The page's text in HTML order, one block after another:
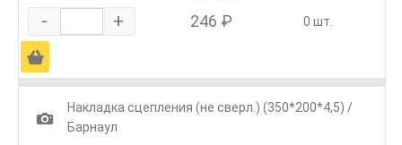
- + 246 ₽ 0 шт.
Ä
1
Накладка сцепления (не сверл.) (350*200*4,5) /
Барнаул